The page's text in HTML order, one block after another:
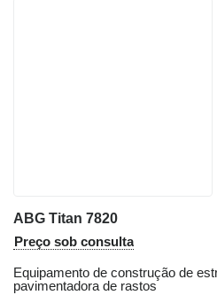
ABG Titan 7820
Preço sob consulta
Equipamento de construção de
pavimentadora de rastos